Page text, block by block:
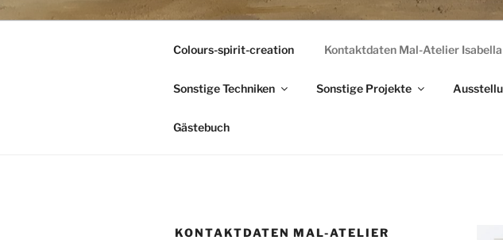
Colours-spirit-creation Kontaktdaten Mal-Atelier
Sonstige Techniken Sonstige Projekte
Gästebuch
KONTAKTDATEN MAL-ATELIER